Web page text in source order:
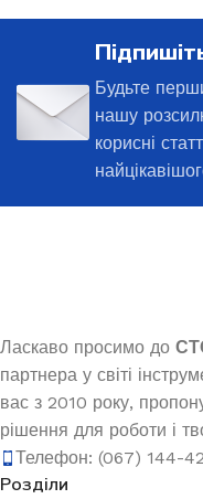
Будьте
нашу
корисні
Ласкаво просимо до
партнера у світі
вас з 2010 року,
рішення для роботи і
Телефон: (067) 144-
Розділи